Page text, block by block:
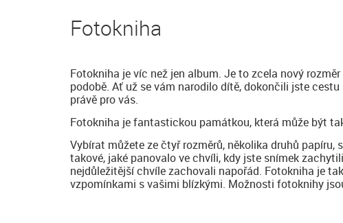
Fotokniha
Fotokniha je víc než jen album. Je to zcela nový
podobě. Ať už se vám narodilo dítě, dokončili jste
právě pro vás.
Fotokniha je fantastickou památkou, která může být
Vybírat můžete ze čtyř rozměrů, několika druhů
takové, jaké panovalo ve chvíli, kdy jste snímek
nejdůležitější chvíle zachovali napořád. Fotokniha je
vzpomínkami s vašimi blízkými. Možnosti fotoknihy